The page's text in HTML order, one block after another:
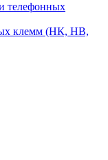
телефонных
клемм (НК, НВ,